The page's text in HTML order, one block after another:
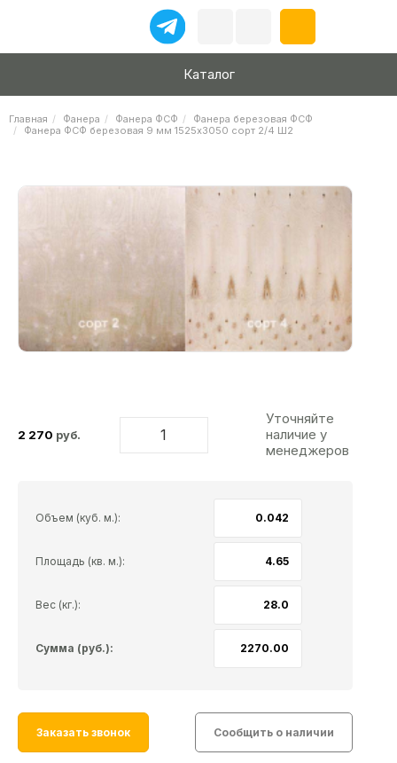
Каталог
Главная Фанера Фанера ФСФ
Фанера березовая ФСФ
Фанера ФСФ березовая 9 мм 1525х3050 сорт 2/4 Ш2
2 270 руб.
Уточняйте
наличие у
менеджеров
Объем (куб. м.):
Площадь (кв. м.):
Вес (кг.):
Сумма (руб.):
Заказать звонок Сообщить о наличии